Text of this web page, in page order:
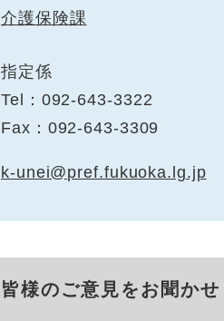
介護保険課
指定係
Tel：092-643-3322
Fax：092-643-3309
k-unei@pref.fukuoka.lg.jp
皆様のご意見をお聞かせ